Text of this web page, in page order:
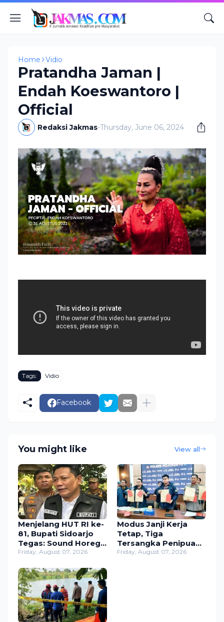
Home Vidio
Pratandha Jaman |
Endah Koeswantoro |
Official
Redaksi Jakmas-Thursday, June 06, 2024
Tags: Vidio
Facebook
You might like View all
Menjelang HUT RI ke-
81, Bupati Sidoarjo
Tegas: Sound Horeg
yang Ganggu Warga
Hentikan!
Friday, August 07, 2026
Modus Janji Kerja
Tetap, Tiga
Tersangka Penipuan
& Penggelapan
Friday, August 07, 2026